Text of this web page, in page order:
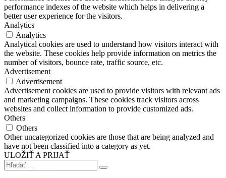
performance indexes of the website which helps in delivering a
better user experience for the visitors.
Analytics
Analytics
Analytical cookies are used to understand how visitors interact with
the website. These cookies help provide information on metrics the
number of visitors, bounce rate, traffic source, etc.
Advertisement
Advertisement
Advertisement cookies are used to provide visitors with relevant ads
and marketing campaigns. These cookies track visitors across
websites and collect information to provide customized ads.
Others
Others
Other uncategorized cookies are those that are being analyzed and
have not been classified into a category as yet.
ULOŽIŤ A PRIJAŤ